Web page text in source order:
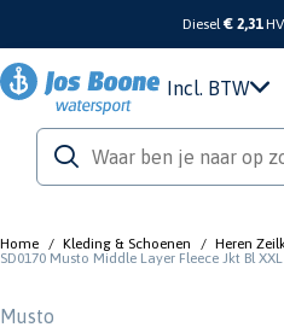
Diesel€ 2,31
Incl. BTW
Home / Kleding & Schoenen / Heren
SD0170 Musto Middle Layer Fleece Jkt Bl XXL
Musto